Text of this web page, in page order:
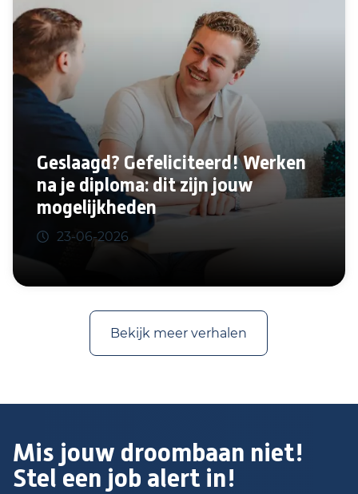
Geslaagd? Gefeliciteerd! Werken
na je diploma: dit zijn jouw
mogelijkheden
23-06-2026
Bekijk meer verhalen
Mis jouw droombaan niet!
Stel een job alert in!